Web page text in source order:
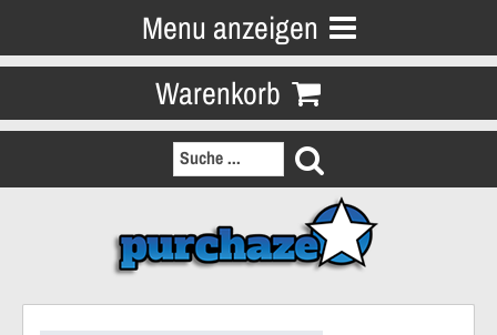
Menu anzeigen
Warenkorb